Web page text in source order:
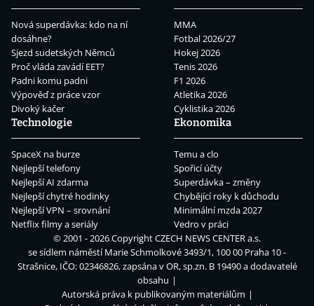
Nová superdávka: kdo na ní
dosáhne?
Sjezd sudetských Němců
Proč vláda zavádí EET?
Padni komu padni
Výpověď z práce vzor
Divoký kačer
MMA
Fotbal 2026/27
Hokej 2026
Tenis 2026
F1 2026
Atletika 2026
Cyklistika 2026
Technologie
SpaceX na burze
Nejlepší telefony
Nejlepší AI zdarma
Nejlepší chytré hodinky
Nejlepší VPN – srovnání
Netflix filmy a seriály
Ekonomika
Temu a clo
Spořicí účty
Superdávka – změny
Chybějící roky k důchodu
Minimální mzda 2027
Vedro v práci
© 2001 - 2026 CopyrightCZECH NEWS CENTER a.s.
se sídlem náměstí Marie Schmolkové 3493/1, 100 00 Praha 10 -
Strašnice, IČO: 02346826, zapsána v OR, sp.zn. B 19490 a dodavatelé
obsahu
Autorská práva k publikovaným materiálům